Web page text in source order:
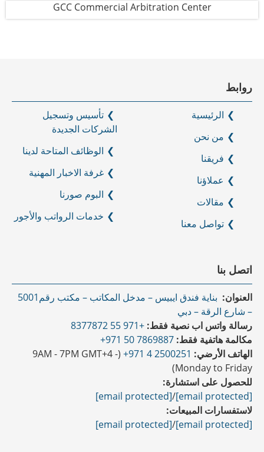
GCC Commercial Arbitration Center
روابط
الرئيسية
من نحن
فريقنا
عملاؤنا
مقالات
تواصل معنا
تأسيس وتسجيل
الشركات الجديدة
الوظائف المتاحة لدينا
غرفة الاخبار المهنية
البوم صورنا
خدمات الرواتب والأجور
اتصل بنا
العنوان:
بناية فندق ايبيس – مدخل المكاتب – مكتب رقم5001
– شارع الرقة – دبي
رسالة واتس اب نصية فقط: +971 55 8377872
مكالمة هاتفية فقط: 7869887 50 971+
الهاتف الأرضي: 2500251 4 971+
(9AM - 7PM GMT+4 -
Monday to Friday)
للحصول على استشارة:
[email protected]
/
[email protected]
لاستفسارات المبيعات:
[email protected]
/
[email protected]